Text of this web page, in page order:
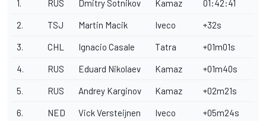
1. RUS Dmitry Sotnikov Kamaz 01:42:41
2. TSJ Martin Macik Iveco +32s
3. CHL Ignacio Casale Tatra +01m01s
4. RUS Eduard Nikolaev Kamaz +01m40s
5. RUS Andrey Karginov Kamaz +02m21s
6. NED Vick Versteijnen Iveco +05m24s